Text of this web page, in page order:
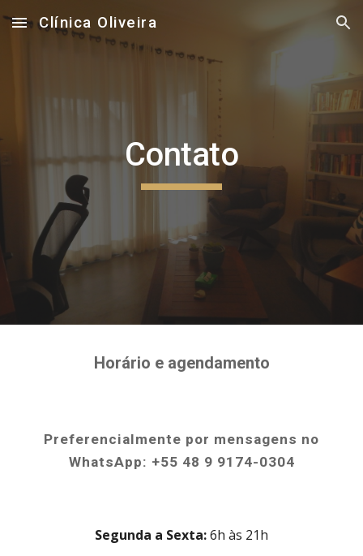
Skip to main content Skip to navigation
Clínica Oliveira
Contato
Horário e agendamento
Preferencialmente por mensagens no
WhatsApp: +55 48 9 9174-0304
Segunda a Sexta:6h às 21h